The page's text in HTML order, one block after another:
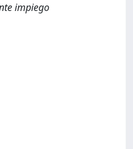
impiego